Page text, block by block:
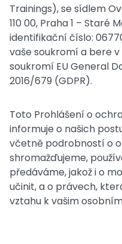
Trainings), se sídlem
110 00, Praha 1 – Staré
identifikační číslo:
vaše soukromí a bere
soukromí EU General
2016/679 (GDPR).
Toto Prohlášení o
informuje o našich
včetně podrobností o
shromažďujeme,
předáváme, jakož i o
učinit, a o právech,
vztahu k vašim